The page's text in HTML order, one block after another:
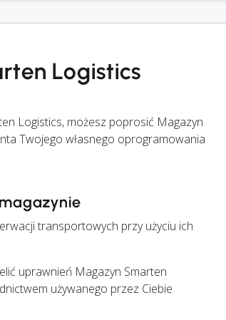
Logistics
Logistics, możesz poprosić Magazyn
Twojego własnego oprogramowania
transportowych przy użyciu ich
uprawnień Magazyn Smarten
używanego przez Ciebie